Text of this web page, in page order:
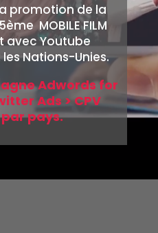
promotion de la
MOBILE FILM
avec Youtube
Nations-Unies.
Adwords for
Ads > CPV
pays.